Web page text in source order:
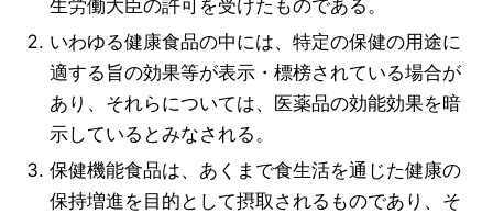
生労働大臣の許可を受けたものである。
いわゆる健康食品の中には、特定の保健の用途に
適する旨の効果等が表示・標榜されている場合が
あり、それらについては、医薬品の効能効果を暗
示しているとみなされる。
保健機能食品は、あくまで食生活を通じた健康の
保持増進を目的として摂取されるものであり、そ